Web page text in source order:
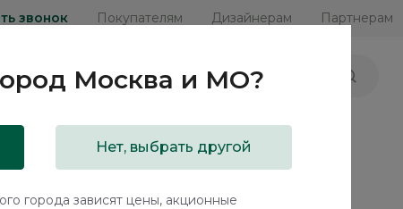
звонок Покупателям Дизайнерам Партнерам
Распродажа
/ Kessel ММ115.16
Москва и МО?
Нет, выбрать другой
города зависят цены, акционные